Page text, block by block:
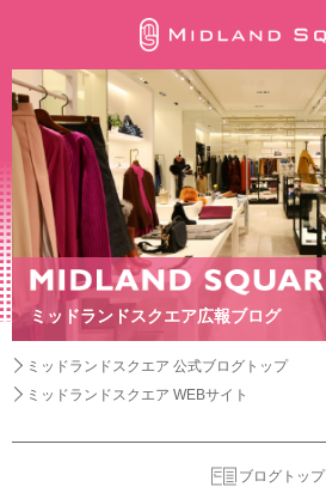
ミッドランドスクエア広報ブログ
ミッドランドスクエア 公式ブログトップ
ミッドランドスクエア WEBサイト
ブログトップ